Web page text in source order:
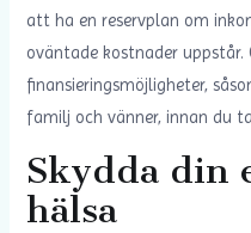
att ha en reservplan om
oväntade kostnader uppstår.
finansieringsmöjligheter,
familj och vänner, innan du
Skydda din
hälsa